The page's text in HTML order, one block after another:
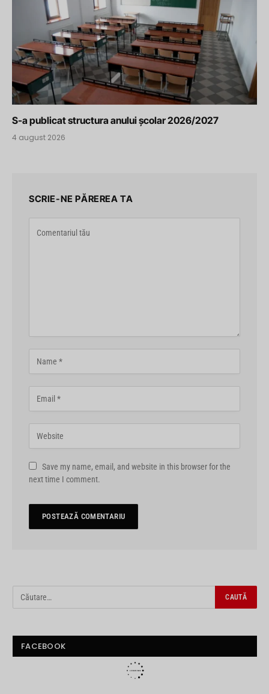
S-a publicat structura anului școlar 2026/2027
4 august 2026
SCRIE-NE PĂREREA TA
Save my name, email, and website in this browser for the
next time I comment.
FACEBOOK